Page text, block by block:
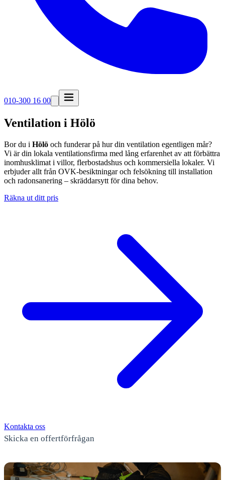
010-300 16 00
Ventilation i Hölö
Bor du i Hölö och funderar på hur din ventilation egentligen mår?
Vi är din lokala ventilationsfirma med lång erfarenhet av att förbättra
inomhusklimat i villor, flerbostadshus och kommersiella lokaler. Vi
erbjuder allt från OVK-besiktningar och felsökning till installation
och radonsanering – skräddarsytt för dina behov.
Räkna ut ditt pris
Kontakta oss
Skicka en offertförfrågan